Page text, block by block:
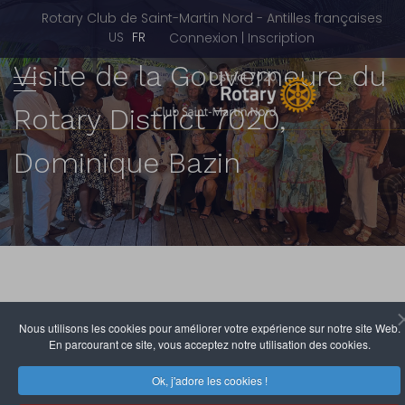
Nous utilisons les cookies pour améliorer votre expérience sur notre site Web.
En parcourant ce site, vous acceptez notre utilisation des cookies.
Ok, j'adore les cookies !
Rotary Club de Saint-Martin Nord - Antilles françaises
Sélectionnez votre langue
US FR Connexion | Inscription
Visite de la Gouverneure du
Rotary District 7020,
Dominique Bazin
Du 24 septembre au 5 octobre 2024, le Rotary Club
Saint-Martin Nord (RCSMN) a eu le privilège d'accueillir
en qualité de club hôte la District Gouverneure
Dominique Bazin.